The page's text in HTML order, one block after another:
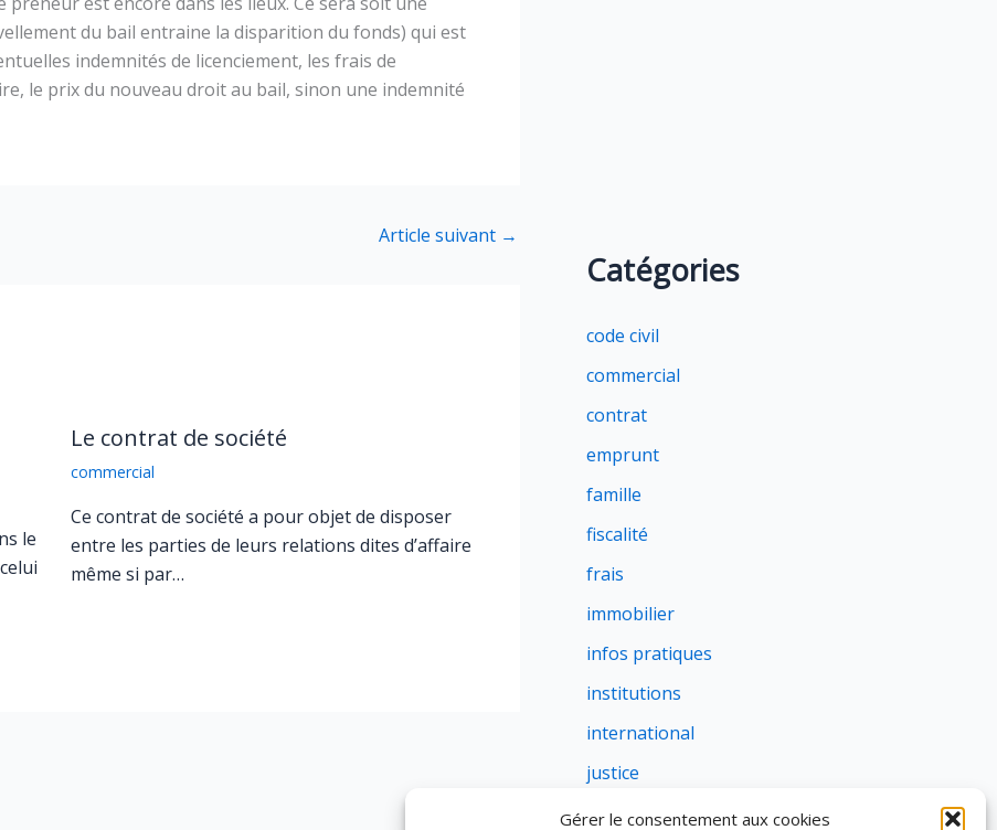
Gérer le consentement aux cookies
du bail entraine la disparition du fonds) qui est
indemnités de licenciement, les frais de
le prix du nouveau droit au bail, sinon une indemnité
Article suivant →
le
Le contrat de société
commercial
Ce contrat de société a pour objet de disposer
entre les parties de leurs relations dites d’affaire
même si par…
Catégories
code civil
commercial
contrat
emprunt
famille
fiscalité
frais
immobilier
infos pratiques
institutions
international
justice
profession